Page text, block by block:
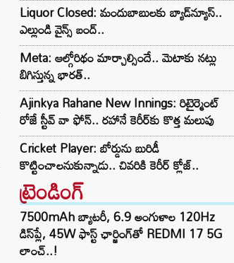
Liquor Closed: మందుబాబులకు బ్యాడ్‌న్యూస్..
ఎల్లుండి వైన్స్ బంద్..
Meta: ఆల్గోరిథం మార్చాల్సిందే.. మెటాకు నట్లు
బిగిస్తున్న భారత్..
Ajinkya Rahane New Innings: రిటైర్మెంట్
రోజే స్టీవ్ వా ఫోన్.. రహానే కెరీర్‌కు కొత్త మలుపు
Cricket Player: బోర్డును బురిడీ
కొట్టించాలనుకున్నాడు.. చివరికి కెరీర్ క్లోజ్..
ట్రెండింగ్‌
7500mAh బ్యాటరీ, 6.9 అంగుళాల 120Hz
డిస్‌ప్లే, 45W ఫాస్ట్ ఛార్జింగ్‌తో REDMI 17 5G
లాంచ్..!